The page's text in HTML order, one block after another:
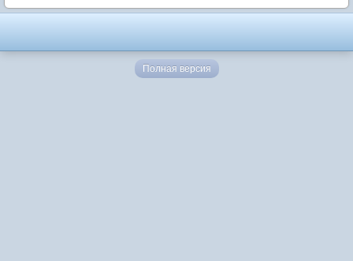
Полная версия